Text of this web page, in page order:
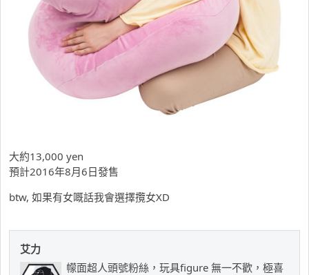
大約13,000 yen
預計2016年8月6日發售
btw, 如果有女嘅話我會選擇攬女XD
艾力
幪面超人頭號粉絲，玩具figure 無一不歡，極喜